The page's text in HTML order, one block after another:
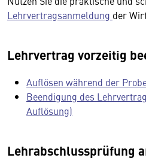
Lehrvertragsanmeldung der
Lehrvertrag vorzeitig
Auflösen während der
Beendigung des
Auflösung)
Lehrabschlussprüfung